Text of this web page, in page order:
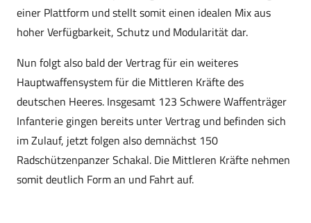
einer Plattform und stellt somit einen idealen Mix aus
hoher Verfügbarkeit, Schutz und Modularität dar.
Nun folgt also bald der Vertrag für ein weiteres
Hauptwaffensystem für die Mittleren Kräfte des
deutschen Heeres. Insgesamt 123 Schwere Waffenträger
Infanterie gingen bereits unter Vertrag und befinden sich
im Zulauf, jetzt folgen also demnächst 150
Radschützenpanzer Schakal. Die Mittleren Kräfte nehmen
somit deutlich Form an und Fahrt auf.